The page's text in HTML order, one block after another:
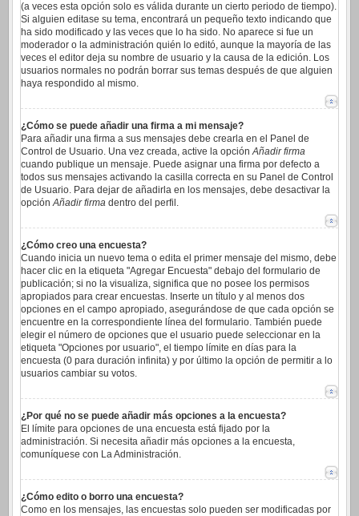
(a veces esta opción solo es válida durante un cierto periodo de tiempo).
Si alguien editase su tema, encontrará un pequeño texto indicando que
ha sido modificado y las veces que lo ha sido. No aparece si fue un
moderador o la administración quién lo editó, aunque la mayoría de las
veces el editor deja su nombre de usuario y la causa de la edición. Los
usuarios normales no podrán borrar sus temas después de que alguien
haya respondido al mismo.
¿Cómo se puede añadir una firma a mi mensaje?
Para añadir una firma a sus mensajes debe crearla en el Panel de
Control de Usuario. Una vez creada, active la opciónAñadir firma
cuando publique un mensaje. Puede asignar una firma por defecto a
todos sus mensajes activando la casilla correcta en su Panel de Control
de Usuario. Para dejar de añadirla en los mensajes, debe desactivar la
opciónAñadir firma dentro del perfil.
¿Cómo creo una encuesta?
Cuando inicia un nuevo tema o edita el primer mensaje del mismo, debe
hacer clic en la etiqueta "Agregar Encuesta" debajo del formulario de
publicación; si no la visualiza, significa que no posee los permisos
apropiados para crear encuestas. Inserte un título y al menos dos
opciones en el campo apropiado, asegurándose de que cada opción se
encuentre en la correspondiente línea del formulario. También puede
elegir el número de opciones que el usuario puede seleccionar en la
etiqueta "Opciones por usuario", el tiempo límite en días para la
encuesta (0 para duración infinita) y por último la opción de permitir a lo
usuarios cambiar su votos.
¿Por qué no se puede añadir más opciones a la encuesta?
El límite para opciones de una encuesta está fijado por la
administración. Si necesita añadir más opciones a la encuesta,
comuníquese con La Administración.
¿Cómo edito o borro una encuesta?
Como en los mensajes, las encuestas solo pueden ser modificadas por